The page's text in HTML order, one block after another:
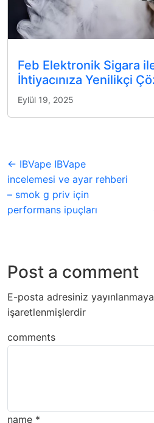
Feb Elektronik Sigara
İhtiyacınıza Yenilikçi
Eylül 19, 2025
← IBVape IBVape
incelemesi ve ayar rehberi
– smok g priv için
performans ipuçları
Post a comment
E-posta adresiniz
işaretlenmişlerdir
comments
name *